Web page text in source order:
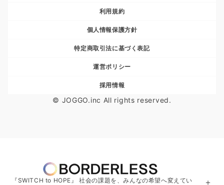
利用規約
個人情報保護方針
特定商取引法に基づく表記
運営ポリシー
採用情報
© JOGGO.inc All rights reserved.
『SWITCH to HOPE』 社会の課題を、みんなの希望へ変えてい ＋